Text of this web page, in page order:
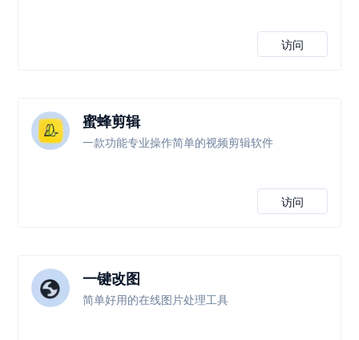
访问
蜜蜂剪辑
一款功能专业操作简单的视频剪辑软件
访问
一键改图
简单好用的在线图片处理工具